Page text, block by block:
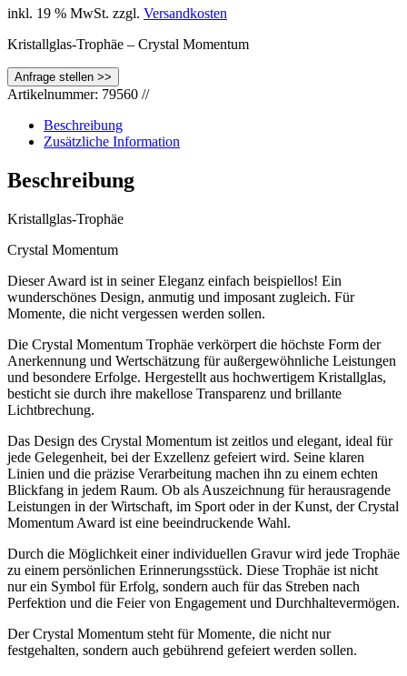
inkl. 19 % MwSt. zzgl. Versandkosten
Kristallglas-Trophäe – Crystal Momentum
Artikelnummer: 79560 //
Beschreibung
Zusätzliche Information
Beschreibung
Kristallglas-Trophäe
Crystal Momentum
Dieser Award ist in seiner Eleganz einfach beispiellos! Ein
wunderschönes Design, anmutig und imposant zugleich. Für
Momente, die nicht vergessen werden sollen.
Die Crystal Momentum Trophäe verkörpert die höchste Form der
Anerkennung und Wertschätzung für außergewöhnliche Leistungen
und besondere Erfolge. Hergestellt aus hochwertigem Kristallglas,
besticht sie durch ihre makellose Transparenz und brillante
Lichtbrechung.
Das Design des Crystal Momentum ist zeitlos und elegant, ideal für
jede Gelegenheit, bei der Exzellenz gefeiert wird. Seine klaren
Linien und die präzise Verarbeitung machen ihn zu einem echten
Blickfang in jedem Raum. Ob als Auszeichnung für herausragende
Leistungen in der Wirtschaft, im Sport oder in der Kunst, der Crystal
Momentum Award ist eine beeindruckende Wahl.
Durch die Möglichkeit einer individuellen Gravur wird jede Trophäe
zu einem persönlichen Erinnerungsstück. Diese Trophäe ist nicht
nur ein Symbol für Erfolg, sondern auch für das Streben nach
Perfektion und die Feier von Engagement und Durchhaltevermögen.
Der Crystal Momentum steht für Momente, die nicht nur
festgehalten, sondern auch gebührend gefeiert werden sollen.